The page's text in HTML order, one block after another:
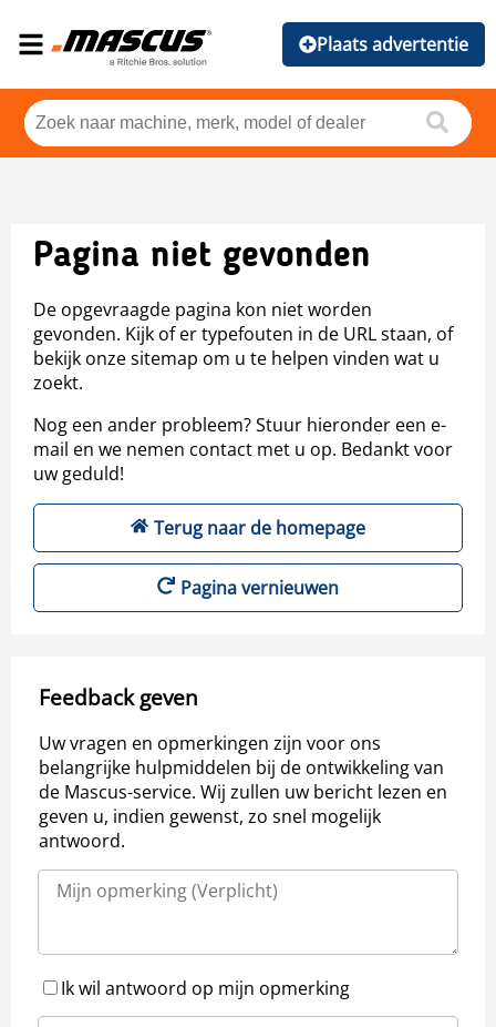
Plaats advertentie
Pagina niet gevonden
De opgevraagde pagina kon niet worden
gevonden. Kijk of er typefouten in de URL staan, of
bekijk onze sitemap om u te helpen vinden wat u
zoekt.
Nog een ander probleem? Stuur hieronder een e-
mail en we nemen contact met u op. Bedankt voor
uw geduld!
Terug naar de homepage
Pagina vernieuwen
Feedback geven
Uw vragen en opmerkingen zijn voor ons
belangrijke hulpmiddelen bij de ontwikkeling van
de Mascus-service. Wij zullen uw bericht lezen en
geven u, indien gewenst, zo snel mogelijk
antwoord.
Ik wil antwoord op mijn opmerking